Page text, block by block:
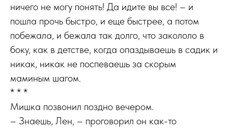
ничего не могу понять! Да идите вы все! – и
пошла прочь быстро, и еще быстрее, а потом
побежала, и бежала так долго, что закололо в
боку, как в детстве, когда опаздываешь в садик и
никак, никак не поспеваешь за скорым
маминым шагом.
* * *
Мишка позвонил поздно вечером.
– Знаешь, Лен, – проговорил он как-то